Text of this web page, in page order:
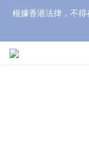
根據香港法律，不